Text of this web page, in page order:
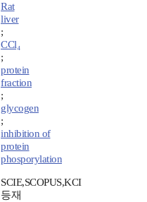
Rat
liver
;
CCl₄
;
protein
fraction
;
glycogen
;
inhibition of
protein
phosporylation
SCIE,SCOPUS,KCI
등재